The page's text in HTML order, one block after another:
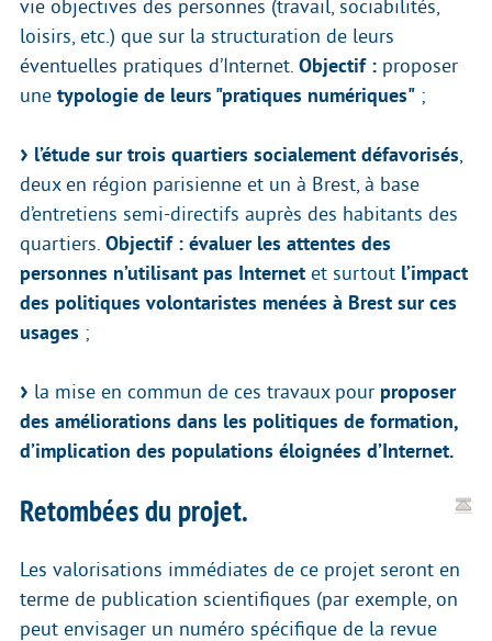
vie objectives des personnes (travail, sociabilités,
loisirs, etc.) que sur la structuration de leurs
éventuelles pratiques d’Internet. Objectif : proposer
une typologie de leurs "pratiques numériques" ;
l’étude sur trois quartiers socialement défavorisés
deux en région parisienne et un à Brest, à base
d’entretiens semi-directifs auprès des habitants des
quartiers. Objectif : évaluer les attentes des
personnes n’utilisant pas Internet et surtout l’impact
des politiques volontaristes menées à Brest sur ces
usages ;
la mise en commun de ces travaux pour proposer
des améliorations dans les politiques de formation,
d’implication des populations éloignées d’Internet.
Retombées du projet.
Les valorisations immédiates de ce projet seront en
terme de publication scientifiques (par exemple, on
peut envisager un numéro spécifique de la revue